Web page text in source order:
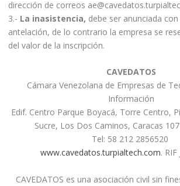
dirección de correos
3.- La inasistencia, debe ser anunciada
antelación, de lo contrario la empresa se
del valor de la inscripción.
CAVEDATOS
Cámara Venezolana de Empresas de
Información
Edif. Centro Parque Boyacá, Torre Centro,
Sucre, Los Dos Caminos, Caracas
Tel: 58 212 2856520
www.cavedatos.turpialtech.com.
CAVEDATOS es una asociación civil sin